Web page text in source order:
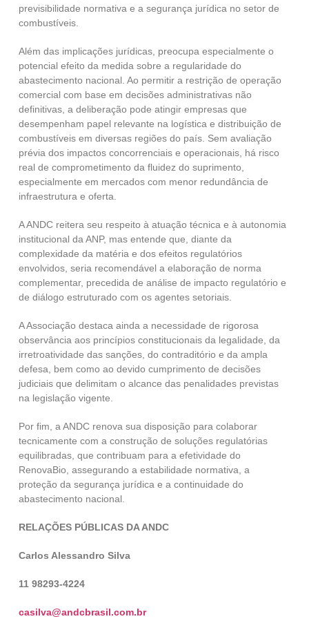
previsibilidade normativa e a segurança jurídica no setor de
combustíveis.
Além das implicações jurídicas, preocupa especialmente o
potencial efeito da medida sobre a regularidade do
abastecimento nacional. Ao permitir a restrição de operação
comercial com base em decisões administrativas não
definitivas, a deliberação pode atingir empresas que
desempenham papel relevante na logística e distribuição de
combustíveis em diversas regiões do país. Sem avaliação
prévia dos impactos concorrenciais e operacionais, há risco
real de comprometimento da fluidez do suprimento,
especialmente em mercados com menor redundância de
infraestrutura e oferta.
A ANDC reitera seu respeito à atuação técnica e à autonomia
institucional da ANP, mas entende que, diante da
complexidade da matéria e dos efeitos regulatórios
envolvidos, seria recomendável a elaboração de norma
complementar, precedida de análise de impacto regulatório e
de diálogo estruturado com os agentes setoriais.
A Associação destaca ainda a necessidade de rigorosa
observância aos princípios constitucionais da legalidade, da
irretroatividade das sanções, do contraditório e da ampla
defesa, bem como ao devido cumprimento de decisões
judiciais que delimitam o alcance das penalidades previstas
na legislação vigente.
Por fim, a ANDC renova sua disposição para colaborar
tecnicamente com a construção de soluções regulatórias
equilibradas, que contribuam para a efetividade do
RenovaBio, assegurando a estabilidade normativa, a
proteção da segurança jurídica e a continuidade do
abastecimento nacional.
RELAÇÕES PÚBLICAS DA ANDC
Carlos Alessandro Silva
11 98293-4224
casilva@andcbrasil.com.br